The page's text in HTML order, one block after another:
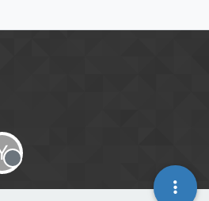
Offline